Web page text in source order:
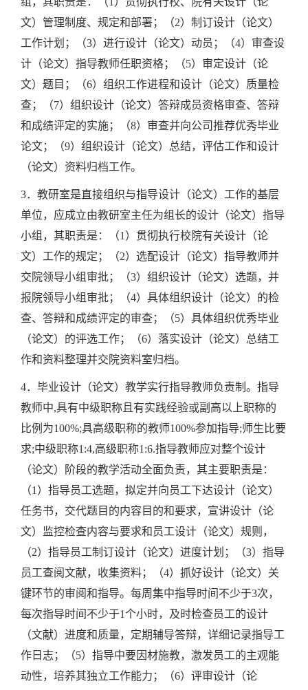
文）管理制度、规定和部署；（2）制订设计（论文）
工作计划；（3）进行设计（论文）动员；（4）审查设
计（论文）指导教师任职资格；（5）审定设计（论
文）题目；（6）组织工作进程和设计（论文）质量检
查；（7）组织设计（论文）答辩成员资格审查、答辩
和成绩评定的实施；（8）审查并向公司推荐优秀毕业
论文；（9）组织设计（论文）总结，评估工作和设计
（论文）资料归档工作。
3．教研室是直接组织与指导设计（论文）工作的基层
单位，应成立由教研室主任为组长的设计（论文）指导
小组，其职责是：（1）贯彻执行校院有关设计（论
文）工作的规定；（2）选配设计（论文）指导教师并
交院领导小组审批；（3）组织设计（论文）选题，并
报院领导小组审批；（4）具体组织设计（论文）的检
查、答辩和成绩评定的审查；（5）具体组织优秀毕业
（论文）的评选工作；（6）落实设计（论文）总结工
作和资料整理并交院资料室归档。
4．毕业设计（论文）教学实行指导教师负责制。指导
教师中,具有中级职称且有实践经验或副高以上职称的
比例为100%;具高级职称的教师100%参加指导;师生比要
求;中级职称1:4,高级职称1:6.指导教师应对整个设计
（论文）阶段的教学活动全面负责，其主要职责是：
（1）指导员工选题，拟定并向员工下达设计（论文）
任务书，交代题目的内容目的和要求，宣讲设计（论
文）监控检查内容与要求和员工设计（论文）规则，
（2）指导员工制订设计（论文）进度计划；（3）指导
员工查阅文献，收集资料；（4）抓好设计（论文）关
键环节的审阅和指导。每周集中指导时间不少于3次，
每次指导时间不少于1个小时，及时检查员工的设计
（文献）进度和质量，定期辅导答辩，详细记录指导工
作日志；（5）指导中要因材施教，激发员工的主观能
动性，培养其独立工作能力；（6）评审设计（论